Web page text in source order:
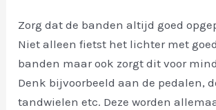
Zorg dat de banden altijd goed
Niet alleen fietst het lichter met
banden maar ook zorgt dit voor
Denk bijvoorbeeld aan de pedalen,
tandwielen etc. Deze worden